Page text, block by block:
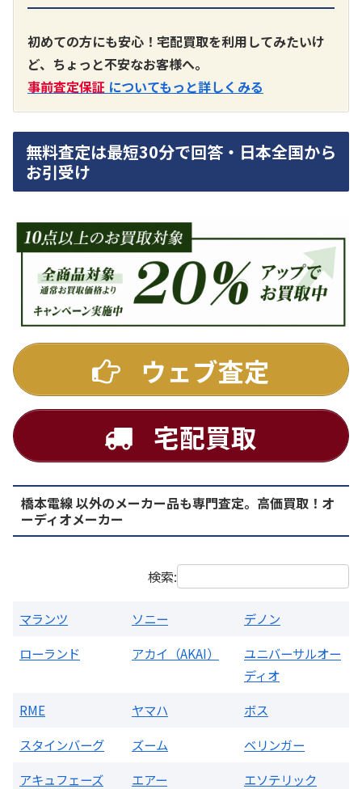
A3300 真空管プリアンプ
買取価格：お問合せください
SONY
DA7000ES アンプ
買取価格：お問合せください
DENON
PMA-1500AE プリメインアンプ
買取価格：お問合せください
初めての方にも安心！宅配買取を利用してみたいけ
ど、ちょっと不安なお客様へ。
事前査定保証 についてもっと詳しくみる
無料査定は最短30分で回答・日本全国から
お引受け
ウェブ査定
宅配買取
橋本電線 以外のメーカー品も専門査定。高価買取！オ
ーディオメーカー
検索:
マランツ ソニー
デノン
ローランド
アカイ（AKAI）
ユニバーサルオー
ディオ
RME
ヤマハ
ボス
スタインバーグ
ズーム
ベリンガー
アキュフェーズ
エアー
エソテリック